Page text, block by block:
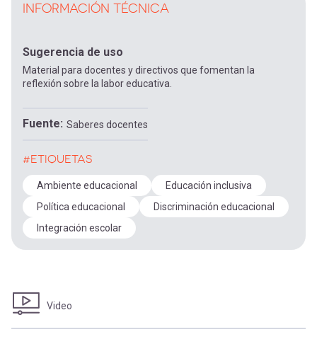
INFORMACIÓN TÉCNICA
Sugerencia de uso
Material para docentes y directivos que fomentan la
reflexión sobre la labor educativa.
Fuente Saberes docentes
#ETIQUETAS
Ambiente educacional
Educación inclusiva
Política educacional
Discriminación educacional
Integración escolar
Video